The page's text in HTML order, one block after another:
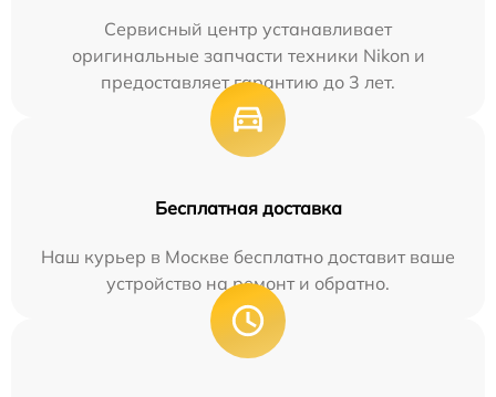
Сервисный центр устанавливает
оригинальные запчасти техники Nikon и
предоставляет гарантию до 3 лет.
Бесплатная доставка
Наш курьер в Москве бесплатно доставит ваше
устройство на ремонт и обратно.